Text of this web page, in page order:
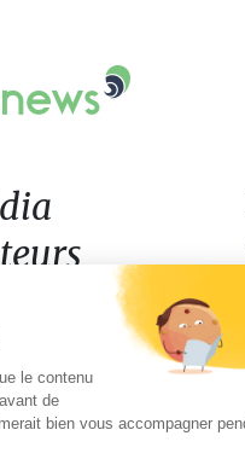
le contenu
de
bien vous accompagner